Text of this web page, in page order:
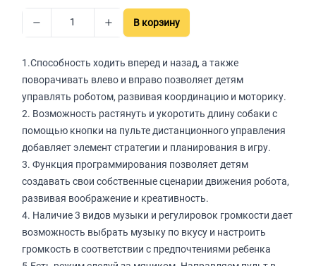
В корзину
1.Способность ходить вперед и назад, а также
поворачивать влево и вправо позволяет детям
управлять роботом, развивая координацию и моторику.
2. Возможность растянуть и укоротить длину собаки с
помощью кнопки на пульте дистанционного управления
добавляет элемент стратегии и планирования в игру.
3. Функция программирования позволяет детям
создавать свои собственные сценарии движения робота,
развивая воображение и креативность.
4. Наличие 3 видов музыки и регулировок громкости дает
возможность выбрать музыку по вкусу и настроить
громкость в соответствии с предпочтениями ребенка